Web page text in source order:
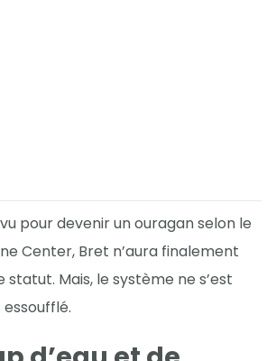
pour devenir un ouragan selon le
Center, Bret n’aura finalement
Mais, le système ne s’est